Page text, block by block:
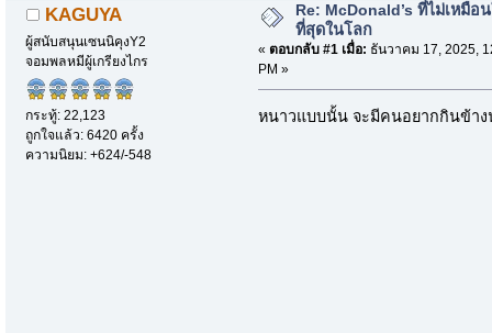
KAGUYA
ผู้สนับสนุนเซนนิคุงY2
จอมพลหมีผู้เกรียงไกร
กระทู้: 22,123
ถูกใจแล้ว: 6420 ครั้ง
ความนิยม: +624/-548
Re: McDonald’s ที่ไม่เหมือ
ที่สุดในโลก
« ตอบกลับ #1 เมื่อ: ธันวาคม 17, 2025,
PM »
หนาวแบบนั้น จะมีคนอยากกินข้าง